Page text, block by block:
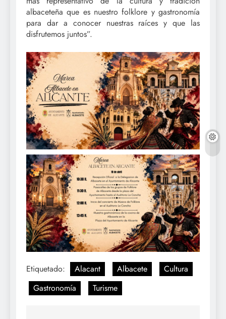
albaceteña que es nuestro folklore y gastronomía
para dar a conocer nuestras raíces y que las
disfrutemos juntos”.
Etiquetado: Alacant Albacete
Cultura
Gastronomía
Turisme